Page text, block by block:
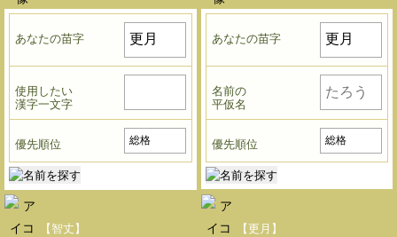
あなたの苗字
使用したい
漢字一文字
優先順位
あなたの苗字
名前の
平仮名
優先順位
【智丈】
【更月】